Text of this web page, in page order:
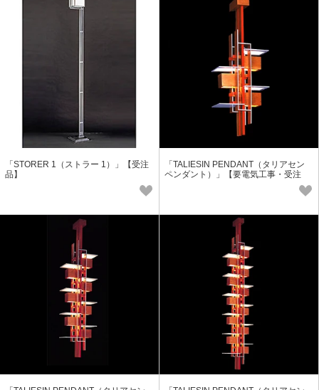
「STORER 1（ストラー 1）」【受注
品】
「TALIESIN PENDANT（タリアセン
ペンダント）」【要電気工事・受注